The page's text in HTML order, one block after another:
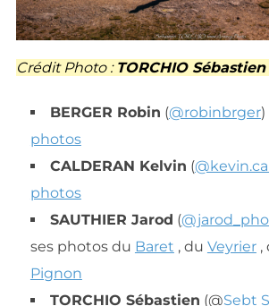
Crédit Photo : TORCHIO Sébastien
BERGER Robin (@robinbrger)
photos
CALDERAN Kelvin (
photos
SAUTHIER Jarod (
ses photos du Baret , du Veyrier,
Pignon
TORCHIO Sébastien (@Sebt